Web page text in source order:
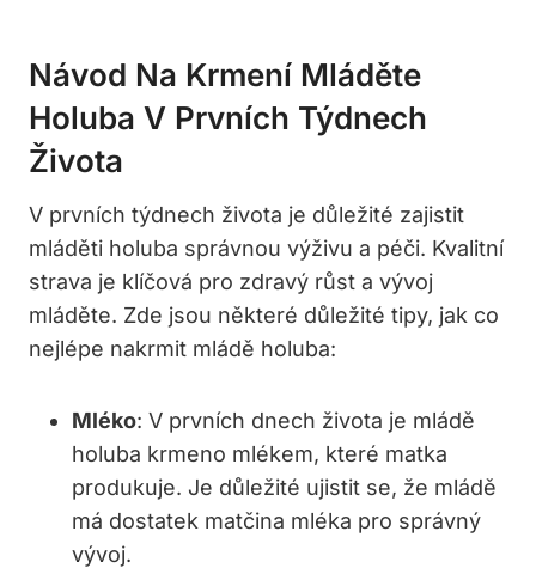
Návod Na Krmení Mláděte
Holuba V Prvních Týdnech
Života
V prvních týdnech života je důležité zajistit
mláděti holuba správnou výživu a péči. Kvalitní
strava je klíčová pro zdravý růst a vývoj
mláděte. Zde jsou některé důležité tipy, jak co
nejlépe nakrmit mládě holuba:
Mléko: V prvních dnech života je mládě
holuba krmeno mlékem, které matka
produkuje. Je důležité ujistit se, že mládě
má dostatek matčina mléka pro správný
vývoj.